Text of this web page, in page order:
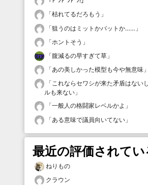
「枯れてるだろもう 」
「狙うのはミットかバットか…… 」
「ホントそう 」
「腹減るの早すぎて草 」
「あの美しかった模型も今や無意味 」
「これならセワシが来た矛盾はない
ルも来ない 」
「一般人の格闘家レベルかよ 」
「ある意味で議員向いてない 」
最近の評価されてい
ねりもの
クラウン